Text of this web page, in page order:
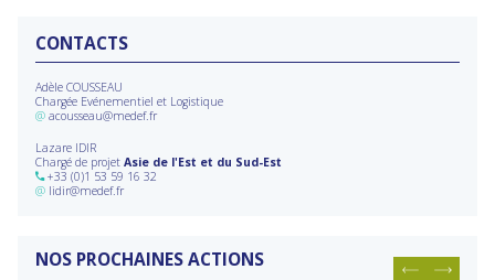
CONTACTS
Adèle COUSSEAU
Chargée Evénementiel et Logistique
@ acousseau@medef.fr
Lazare IDIR
Chargé de projet Asie de l'Est et du Sud-Est
+33 (0)1 53 59 16 32
@ lidir@medef.fr
NOS PROCHAINES ACTIONS